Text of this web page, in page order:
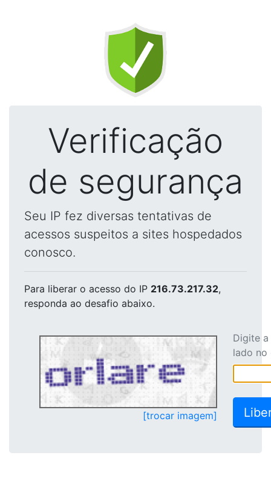
Verificação
de segurança
Seu IP fez diversas tentativas de
acessos suspeitos a sites hospedados
conosco.
Para liberar o acesso do IP 216.73.217.32,
responda ao desafio abaixo.
[trocar imagem]
Digite
lado no